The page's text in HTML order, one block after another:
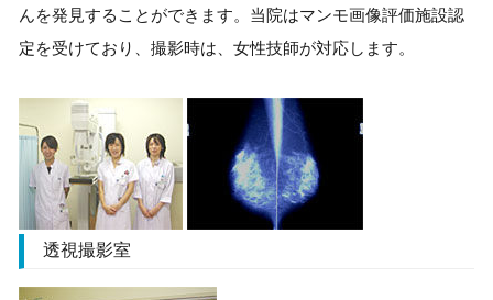
んを発見することができます。当院はマンモ画像評価施設認
定を受けており、撮影時は、女性技師が対応します。
透視撮影室